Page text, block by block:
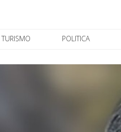
TURISMO POLITICA